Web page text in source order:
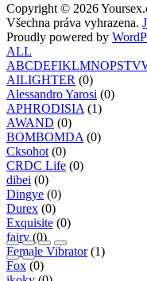
Copyright © 2026
Všechna práva vyhrazena.
Proudly powered by
ALL
ABCDEFIKLMNOPSTV
AILIGHTER (0)
Alessandro Yarosi (0)
APHRODISIA (1)
AWAND (0)
BOMBOMDA (0)
Cksohot (0)
CRDC Life (0)
dibei (0)
Dingye (0)
Durex (0)
Exquisite (0)
fairy (0)
Female Vibrator(1)
Fox (0)